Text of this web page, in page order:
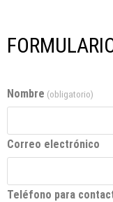
Nombre (obligatorio)
Correo electrónico
Teléfono para